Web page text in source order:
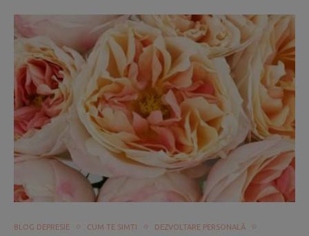
BLOG DEPRESIE CUM TE SIMTI
DEZVOLTARE PERSONALĂ